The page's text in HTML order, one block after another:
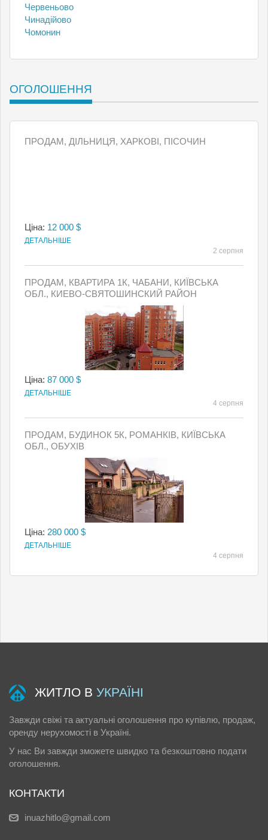
Червеньово
Чинадійово
Чомонин
ОГОЛОШЕННЯ
ПРОДАМ, ДІЛЬНИЦЯ, ХАРКОВІ, ПІСОЧИН
Ціна: 12 000 $
ДЕТАЛЬНІШЕ
2 серпня
ПРОДАМ, КВАРТИРА 1К, ЧАБАНИ, КИЇВСЬКА
ОБЛ., КИЕВО-СВЯТОШИНСКИЙ РАЙОН
Ціна: 87 000 $
ДЕТАЛЬНІШЕ
4 серпня
ПРОДАМ, БУДИНОК 5К, РОМАНКІВ, КИЇВСЬКА
ОБЛ., ОБУХІВ
Ціна: 280 000 $
ДЕТАЛЬНІШЕ
4 серпня
ЖИТЛО В УКРАЇНІ
Завжди свіжі та актуальні оголошення про купівлю, продаж,
оренду нерухомості в Україні.
У нас Ви завжди зможете швидко та безкоштовно подати
оголошення.
КОНТАКТИ
inuazhitlo@gmail.com